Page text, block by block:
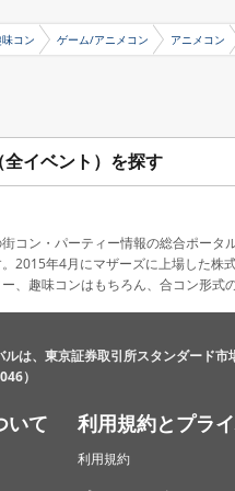
コン ゲーム/アニメコン アニメコン
イベント）を探す
コン・パーティー情報の総合ポー
2015年4月にマザーズに上場した株
、趣味コンはもちろん、合コン形式
は、東京証券取引所スタンダード市
）
いて 利用規約とプラ
利用規約